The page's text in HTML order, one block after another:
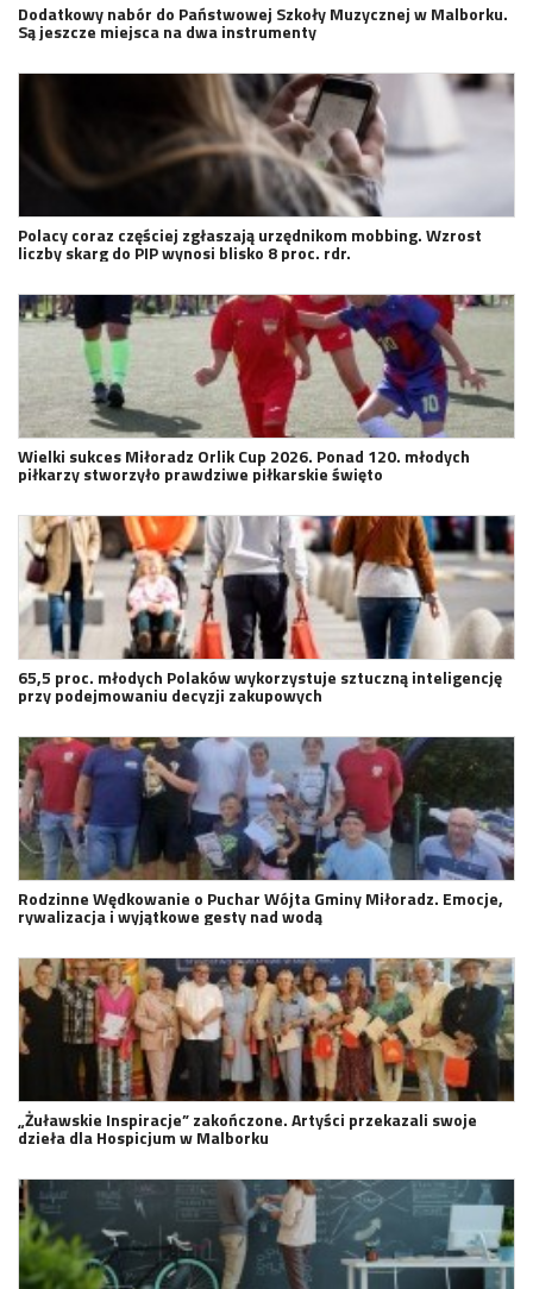
Dodatkowy nabór do Państwowej Szkoły Muzycznej w Malborku.
Są jeszcze miejsca na dwa instrumenty
Polacy coraz częściej zgłaszają urzędnikom mobbing. Wzrost
liczby skarg do PIP wynosi blisko 8 proc. rdr.
Wielki sukces Miłoradz Orlik Cup 2026. Ponad 120. młodych
piłkarzy stworzyło prawdziwe piłkarskie święto
65,5 proc. młodych Polaków wykorzystuje sztuczną inteligencję
przy podejmowaniu decyzji zakupowych
Rodzinne Wędkowanie o Puchar Wójta Gminy Miłoradz. Emocje,
rywalizacja i wyjątkowe gesty nad wodą
„Żuławskie Inspiracje” zakończone. Artyści przekazali swoje
dzieła dla Hospicjum w Malborku